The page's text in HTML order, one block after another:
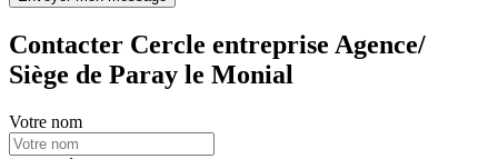
Contacter Cercle entreprise Agence/
Siège de Paray le Monial
Votre nom